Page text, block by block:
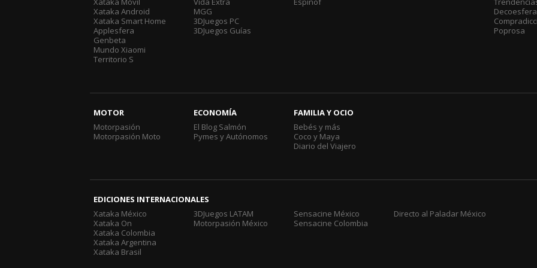
Xataka Android
Xataka Smart Home
Applesfera
Genbeta
Mundo Xiaomi
Territorio S
MGG
3DJuegos PC
3DJuegos Guías
Decoesfera
Poprosa
MOTOR
Motorpasión
Motorpasión Moto
ECONOMÍA
El Blog Salmón
Pymes y Autónomos
FAMILIA Y OCIO
Bebés y más
Coco y Maya
Diario del Viajero
EDICIONES INTERNACIONALES
Xataka México
Xataka On
Xataka Colombia
Xataka Argentina
Xataka Brasil
3DJuegos LATAM
Motorpasión México
Sensacine México
Sensacine Colombia
Directo al Paladar México